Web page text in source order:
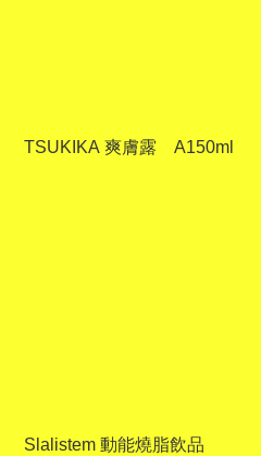
TSUKIKA 爽膚露 A150ml
Slalistem 動能燒脂飲品